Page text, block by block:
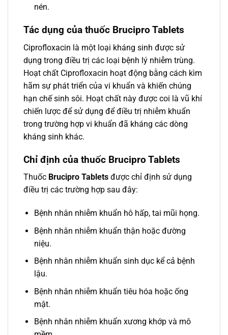
nén.
Tác dụng của thuốc Brucipro Tablets
Ciprofloxacin là một loại kháng sinh được sử
dụng trong điều trị các loại bệnh lý nhiễm trùng.
Hoạt chất Ciprofloxacin hoạt động bằng cách kìm
hãm sự phát triển của vi khuẩn và khiến chúng
hạn chế sinh sôi. Hoạt chất này được coi là vũ khí
chiến lược để sử dụng để điều trị nhiễm khuẩn
trong trường hợp vi khuẩn đã kháng các dòng
kháng sinh khác.
Chỉ định của thuốc Brucipro Tablets
Thuốc Brucipro Tablets được chỉ định sử dụng
điều trị các trường hợp sau đây:
Bệnh nhân nhiễm khuẩn hô hấp, tai mũi họng.
Bệnh nhân nhiễm khuẩn thận hoặc đường
niệu.
Bệnh nhân nhiễm khuẩn sinh dục kể cả bệnh
lậu.
Bệnh nhân nhiễm khuẩn tiêu hóa hoặc ống
mật.
Bệnh nhân nhiễm khuẩn xương khớp và mô